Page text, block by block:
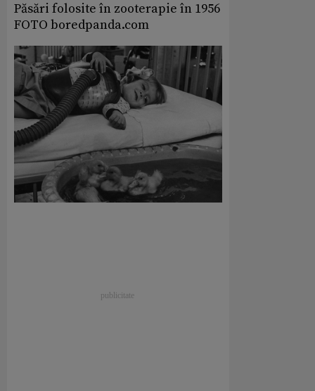
Păsări folosite în zooterapie în 1956
FOTO boredpanda.com